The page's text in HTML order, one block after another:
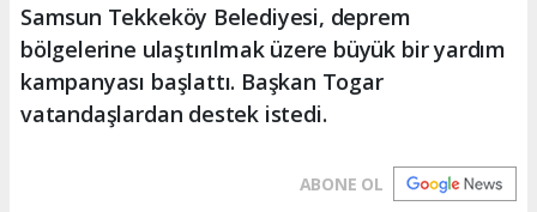
Samsun Tekkeköy Belediyesi, deprem
bölgelerine ulaştırılmak üzere büyük bir yardım
kampanyası başlattı. Başkan Togar
vatandaşlardan destek istedi.
ABONE OL